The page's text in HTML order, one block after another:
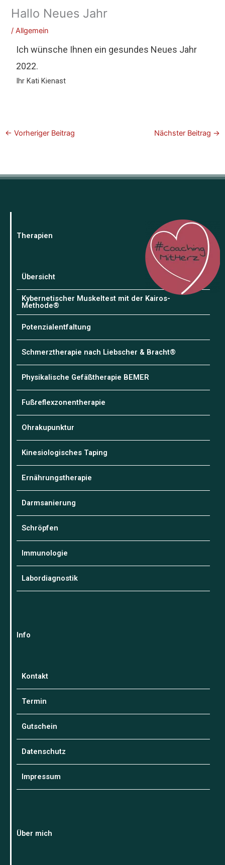
Hallo Neues Jahr
/ Allgemein
Ich wünsche Ihnen ein gesundes Neues Jahr
2022.
Ihr Kati Kienast
← Vorheriger Beitrag Nächster Beitrag →
Therapien
Übersicht
Kybernetischer Muskeltest mit der Kairos-
Methode®
Potenzialentfaltung
Schmerztherapie nach Liebscher & Bracht®
Physikalische Gefäßtherapie BEMER
Fußreflexzonentherapie
Ohrakupunktur
Kinesiologisches Taping
Ernährungstherapie
Darmsanierung
Schröpfen
Immunologie
Labordiagnostik
Info
Kontakt
Termin
Gutschein
Datenschutz
Impressum
Über mich